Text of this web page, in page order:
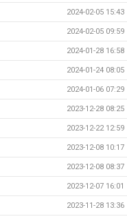
2024-02-05 15:43
2024-02-05 09:59
2024-01-28 16:58
2024-01-24 08:05
2024-01-06 07:29
2023-12-28 08:25
2023-12-22 12:59
2023-12-08 10:17
2023-12-08 08:37
2023-12-07 16:01
2023-11-28 13:36